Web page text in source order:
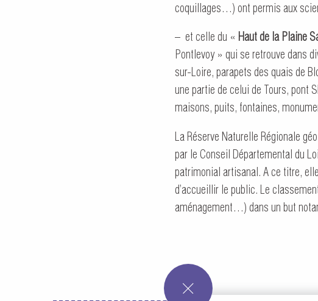
coquillages…) ont permis aux
– et celle du « Haut de la Plaine
Pontlevoy » qui se retrouve dans
sur-Loire, parapets des quais de
une partie de celui de Tours, pont
maisons, puits, fontaines,
La Réserve Naturelle Régionale
par le Conseil Départemental du
patrimonial artisanal. A ce titre,
d’accueillir le public. Le
aménagement…) dans un but